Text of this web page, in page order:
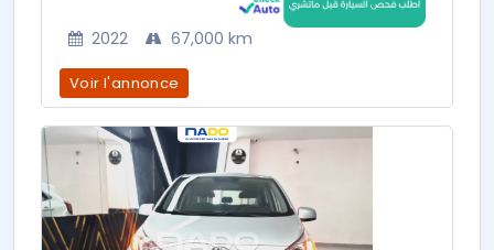
2022 67,000 km
Voir l'annonce